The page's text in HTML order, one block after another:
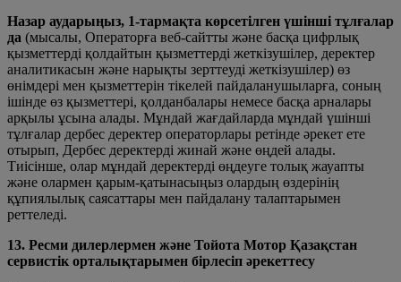
Назар аударыңыз, 1-тармақта көрсетілген үшінші тұлғалар
да (мысалы, Операторға веб-сайтты және басқа цифрлық
қызметтерді қолдайтын қызметтерді жеткізушілер, деректер
аналитикасын және нарықты зерттеуді жеткізушілер) өз
өнімдері мен қызметтерін тікелей пайдаланушыларға, соның
ішінде өз қызметтері, қолданбалары немесе басқа арналары
арқылы ұсына алады. Мұндай жағдайларда мұндай үшінші
тұлғалар дербес деректер операторлары ретінде әрекет ете
отырып, Дербес деректерді жинай және өңдей алады.
Тиісінше, олар мұндай деректерді өңдеуге толық жауапты
және олармен қарым-қатынасыңыз олардың өздерінің
құпиялылық саясаттары мен пайдалану талаптарымен
реттеледі.
13. Ресми дилерлермен және Тойота Мотор Қазақстан
сервистік орталықтарымен бірлесіп әрекеттесу